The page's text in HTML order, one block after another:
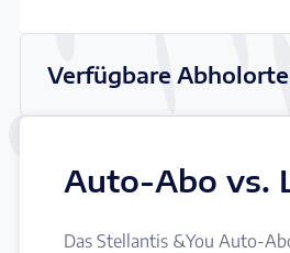
Verfügbare Abholorte
Auto-Abo vs.
Das Stellantis &You Auto-